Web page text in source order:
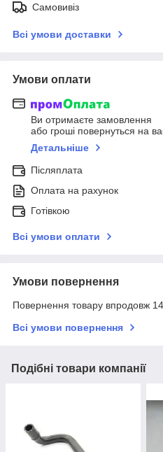
Самовивіз
Всі умови доставки
Умови оплати
Ви отримаєте замовлення
або гроші повернуться на
Детальніше
Післяплата
Оплата на рахунок
Готівкою
Всі умови оплати
Умови повернення
Повернення товару впродовж
Всі умови повернення
Подібні товари компанії